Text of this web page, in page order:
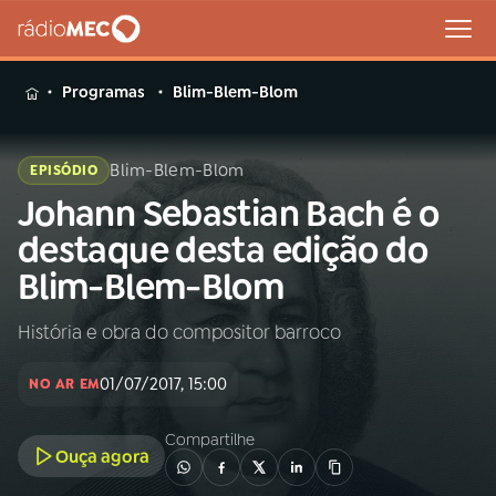
MENU
Buscar
na
Rádio
MEC
Buscar
Início AO VIVO
02A RÁDIO
Programas Blim-Blem-Blom
EPISÓDIO Blim-Blem-Blom
Johann Sebastian Bach é o
destaque desta edição do
Blim-Blem-Blom
História e obra do compositor barroco
NO AR EM01/07/2017, 15:00
Ouça agora
Compartilhe